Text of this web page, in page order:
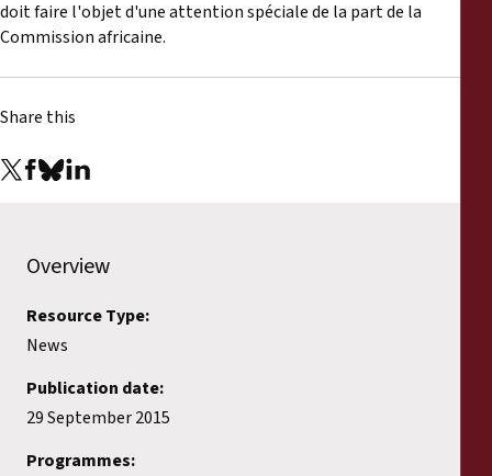
doit faire l'objet d'une attention spéciale de la part de la
Commission africaine.
Share this
Overview
Resource Type:
News
Publication date:
29 September 2015
Programmes: